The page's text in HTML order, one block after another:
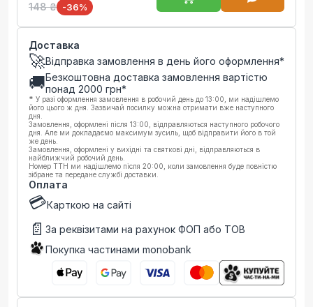
148 ₴ -36%
Доставка
🚀Відправка замовлення в день його оформлення*
🚚Безкоштовна доставка замовлення вартістю
понад 2000 грн*
* У разі оформлення замовлення в робочий день до 13:00, ми надішлемо
його цього ж дня. Зазвичай посилку можна отримати вже наступного
дня.
Замовлення, оформлені після 13:00, відправляються наступного робочого
дня. Але ми докладаємо максимум зусиль, щоб відправити його в той
же день.
Замовлення, оформлені у вихідні та святкові дні, відправляються в
найближчий робочий день.
Номер ТТН ми надішлемо після 20:00, коли замовлення буде повністю
зібране та передане службі доставки.
Оплата
💳Карткою на сайті
📄 За реквізитами на рахунок ФОП або ТОВ
Покупка частинами monobank